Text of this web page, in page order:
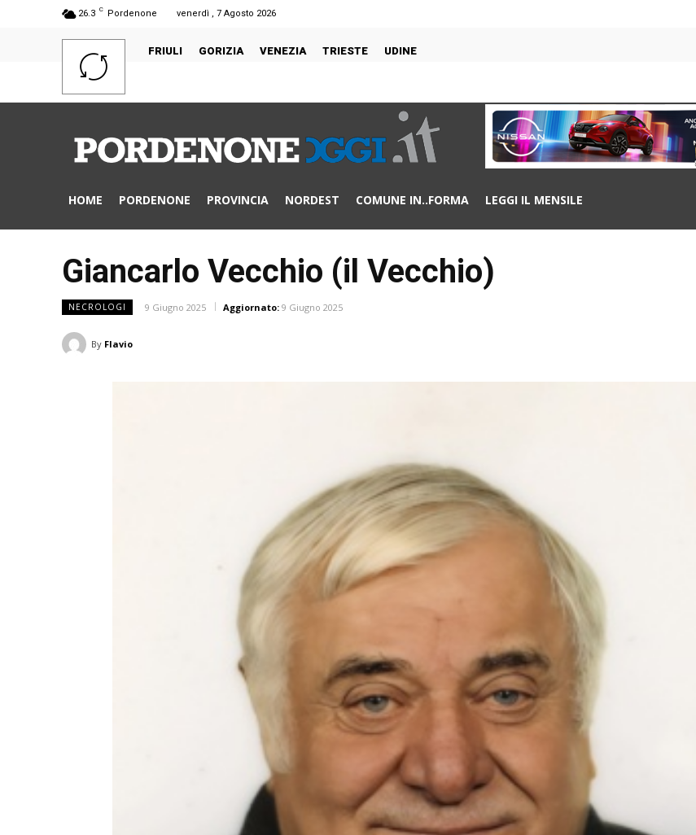
26.3 C Pordenone venerdì , 7 Agosto 2026
FRIULI GORIZIA VENEZIA TRIESTE UDINE
HOME PORDENONE PROVINCIA NORDEST COMUNE IN..FORMA LEGGI IL MENSILE
Giancarlo Vecchio (il Vecchio)
NECROLOGI 9 Giugno 2025 Aggiornato: 9 Giugno 2025
By Flavio